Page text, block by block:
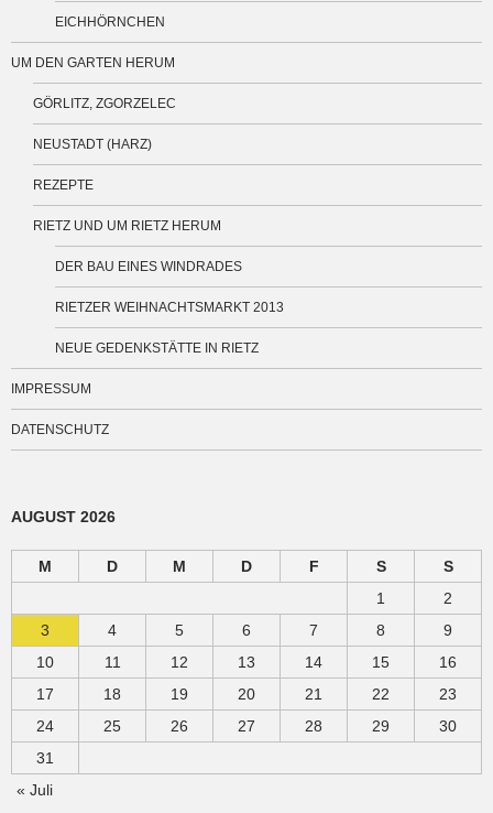
EICHHÖRNCHEN
UM DEN GARTEN HERUM
GÖRLITZ, ZGORZELEC
NEUSTADT (HARZ)
REZEPTE
RIETZ UND UM RIETZ HERUM
DER BAU EINES WINDRADES
RIETZER WEIHNACHTSMARKT 2013
NEUE GEDENKSTÄTTE IN RIETZ
IMPRESSUM
DATENSCHUTZ
AUGUST 2026
M D M D F S
S
1
2
3
4 5 6 7 8
9
10
11 12 13 14 15
16
17
18 19 20 21 22
23
24
25 26 27 28 29
30
31
« Juli